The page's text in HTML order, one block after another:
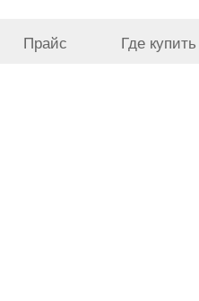
Прайс Где купить